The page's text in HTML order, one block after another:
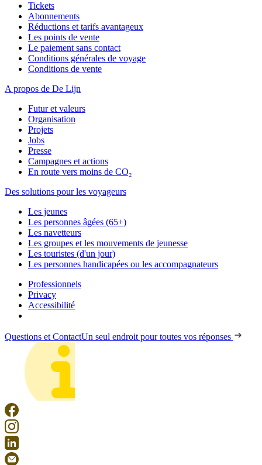
Tickets
Abonnements
Réductions et tarifs avantageux
Les points de vente
Le paiement sans contact
Conditions générales de voyage
Conditions de vente
A propos de De Lijn
Futur et valeurs
Organisation
Projets
Jobs
Presse
Campagnes et actions
En route vers moins de CO₂
Des solutions pour les voyageurs
Les jeunes
Les personnes âgées (65+)
Les navetteurs
Les groupes et les mouvements de jeunesse
Les touristes (d'un jour)
Les personnes handicapées ou les accompagnateurs
Professionnels
Privacy
Accessibilité
Questions et ContactUn seul endroit pour toutes vos réponses